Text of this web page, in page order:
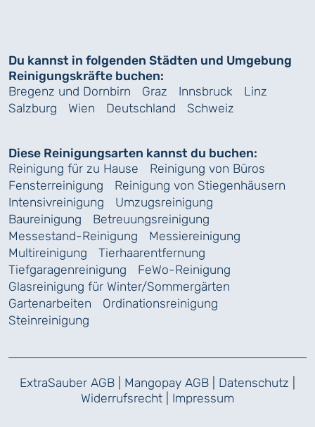
Du kannst in folgenden Städten und Umgebung
Reinigungskräfte buchen:
Bregenz und Dornbirn
Graz Innsbruck
Linz
Salzburg
Wien Deutschland Schweiz
Diese Reinigungsarten kannst du buchen:
Reinigung für zu Hause
Reinigung von Büros
Fensterreinigung
Reinigung von Stiegenhäusern
Intensivreinigung
Umzugsreinigung
Baureinigung
Betreuungsreinigung
Messestand-Reinigung
Messiereinigung
Multireinigung
Tierhaarentfernung
Tiefgaragenreinigung
FeWo-Reinigung
Glasreinigung für Winter/Sommergärten
Gartenarbeiten
Ordinationsreinigung
Steinreinigung
ExtraSauber AGB Mangopay AGB Datenschutz
Widerrufsrecht
Impressum